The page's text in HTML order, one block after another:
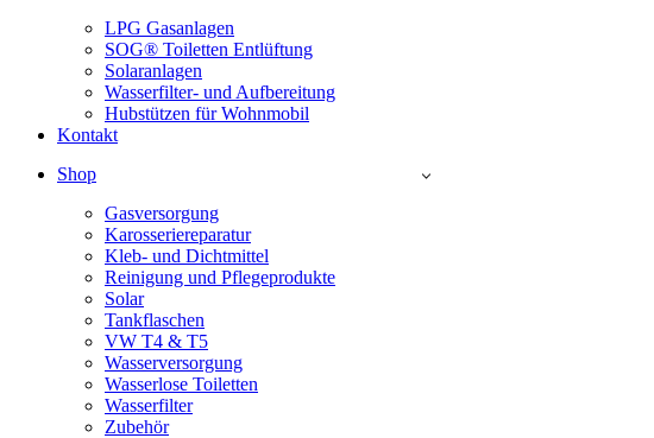
LPG Gasanlagen
SOG® Toiletten Entlüftung
Solaranlagen
Wasserfilter- und Aufbereitung
Hubstützen für Wohnmobil
Kontakt
Shop
Gasversorgung
Karosseriereparatur
Kleb- und Dichtmittel
Reinigung und Pflegeprodukte
Solar
Tankflaschen
VW T4 & T5
Wasserversorgung
Wasserlose Toiletten
Wasserfilter
Zubehör